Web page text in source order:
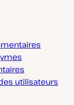
utilisateurs